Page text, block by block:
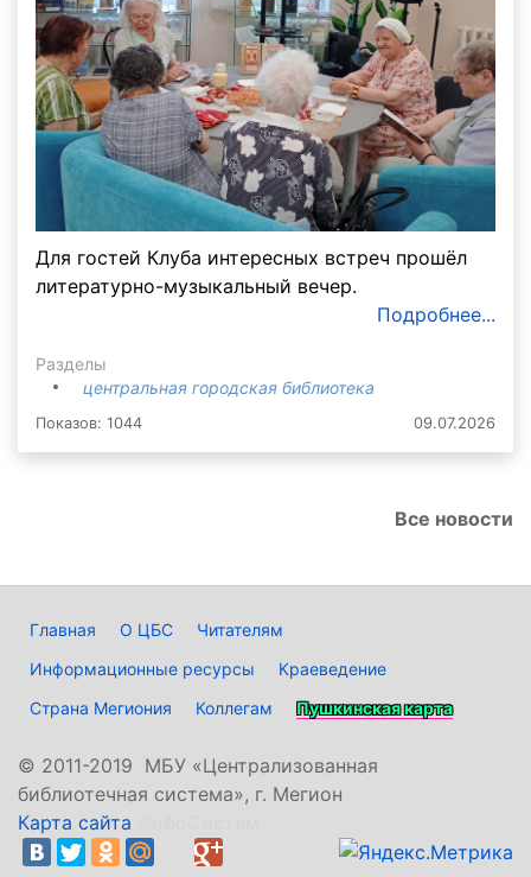
Для гостей Клуба интересных встреч прошёл
литературно-музыкальный вечер.
Подробнее...
Разделы
центральная городская библиотека
Показов: 1044 09.07.2026
Все новости
Главная О ЦБС
Читателям
Информационные ресурсы
Краеведение
Страна Мегиония
Коллегам Пушкинская карта
© 2011-2019 МБУ «Централизованная
библиотечная система», г. Мегион
Карта сайта